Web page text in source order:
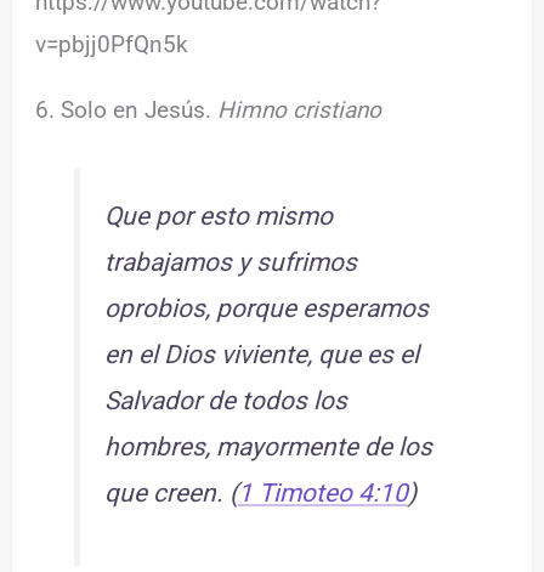
v=pbjj0PfQn5k
6. Solo en Jesús. Himno cristiano
Que por esto mismo
trabajamos y sufrimos
oprobios, porque esperamos
en el Dios viviente, que es el
Salvador de todos los
hombres, mayormente de los
que creen. (1 Timoteo 4:10)